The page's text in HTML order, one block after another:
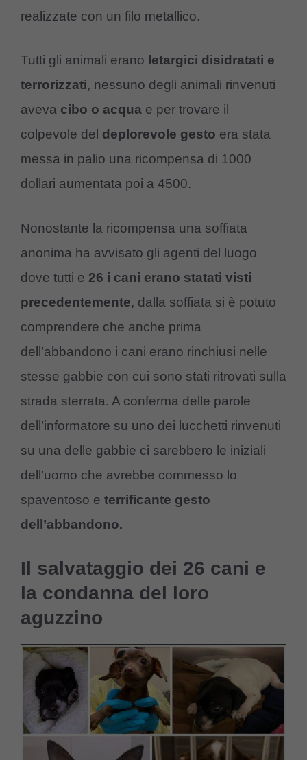
realizzate con un filo metallico.
Tutti gli animali erano letargici disidratati e
terrorizzati, nessuno degli animali rinvenuti
aveva cibo o acqua e per trovare il
colpevole del deplorevole gesto era stata
messa in palio una ricompensa di 1000
dollari aumentata poi a 4500.
Nonostante la ricompensa una soffiata
anonima ha avvisato gli agenti del luogo
dove tutti e 26 i cani erano statati visti
precedentemente, dalla soffiata si è potuto
comprendere che anche prima
dell’abbandono i cani erano rinchiusi nelle
stesse gabbie con cui sono stati ritrovati sulla
strada sterrata. A conferma delle parole
dell’informatore su uno dei lucchetti rinvenuti
su una delle gabbie ci sarebbero le iniziali
dell’uomo che avrebbe commesso lo
spaventoso e terrificante gesto
dell’abbandono.
Il salvataggio dei 26 cani e
la condanna del loro
aguzzino